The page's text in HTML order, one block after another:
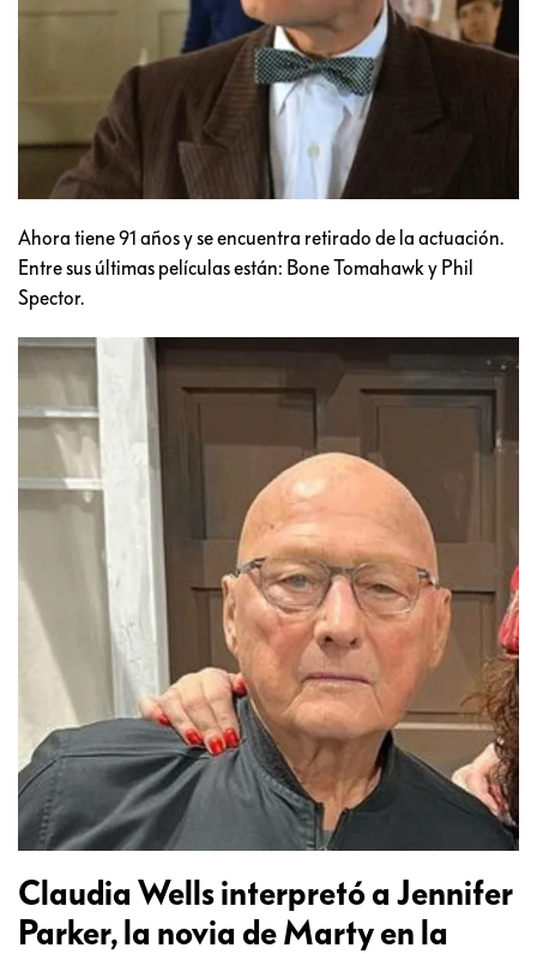
Ahora tiene 91 años y se encuentra retirado de la actuación.
Entre sus últimas películas están: Bone Tomahawk y Phil
Spector.
Claudia Wells interpretó a Jennifer
Parker, la novia de Marty en la